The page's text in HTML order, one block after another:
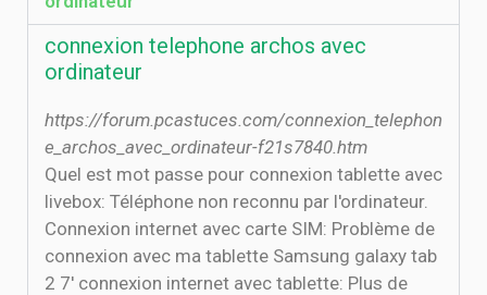
connexion telephone archos avec
ordinateur
https://forum.pcastuces.com/connexion_telephon
e_archos_avec_ordinateur-f21s7840.htm
Quel est mot passe pour connexion tablette avec
livebox: Téléphone non reconnu par l'ordinateur.
Connexion internet avec carte SIM: Problème de
connexion avec ma tablette Samsung galaxy tab
2 7' connexion internet avec tablette: Plus de